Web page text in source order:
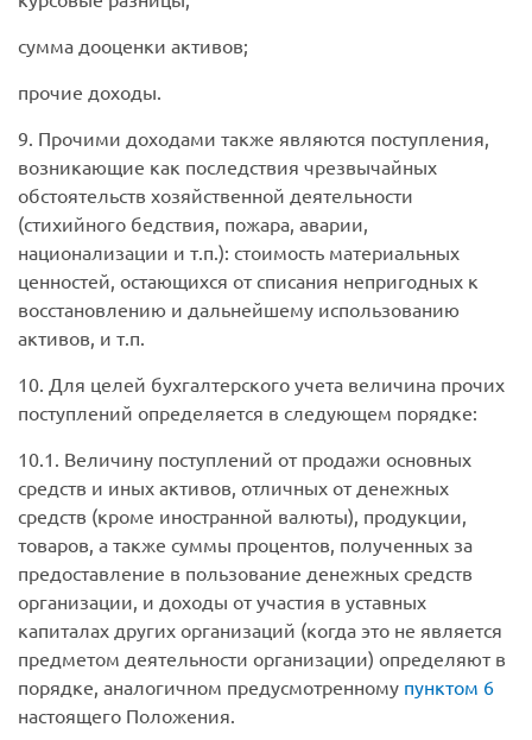
сумма дооценки активов;
прочие доходы.
9. Прочими доходами также являются поступления,
возникающие как последствия чрезвычайных
обстоятельств хозяйственной деятельности
(стихийного бедствия, пожара, аварии,
национализации и т.п.): стоимость материальных
ценностей, остающихся от списания непригодных к
восстановлению и дальнейшему использованию
активов, и т.п.
10. Для целей бухгалтерского учета величина прочих
поступлений определяется в следующем порядке:
10.1. Величину поступлений от продажи основных
средств и иных активов, отличных от денежных
средств (кроме иностранной валюты), продукции,
товаров, а также суммы процентов, полученных за
предоставление в пользование денежных средств
организации, и доходы от участия в уставных
капиталах других организаций (когда это не является
предметом деятельности организации) определяют в
порядке, аналогичном предусмотренному пунктом 6
настоящего Положения.